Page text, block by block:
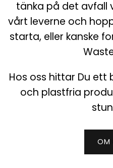
tänka på det avfall
vårt leverne och
starta, eller kanske
Hos oss hittar Du
och plastfria
OM